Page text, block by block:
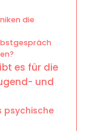
die
es für die
und
psychische